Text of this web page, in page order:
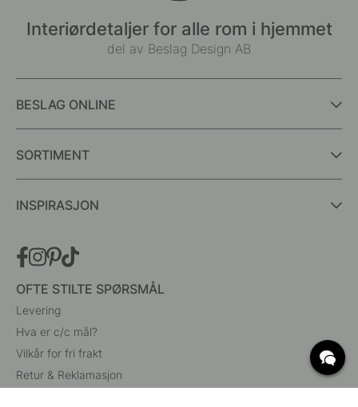
Interiørdetaljer for alle rom i hjemmet
del av Beslag Design AB
BESLAG ONLINE
SORTIMENT
INSPIRASJON
OFTE STILTE SPØRSMÅL
Levering
Hva er c/c mål?
Vilkår for fri frakt
Retur & Reklamasjon